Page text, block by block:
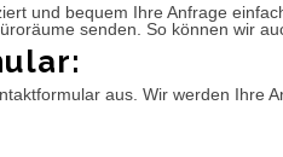
und bequem Ihre Anfrage
senden. So können wir
aus. Wir werden Ihre